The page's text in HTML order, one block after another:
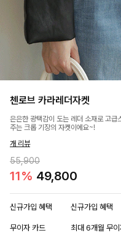
첸로브 카라레더자켓
은은한 광택감이 도는 레더 소재로 고
주는 크롭 기장의 자켓이에요~!
개 리뷰
55,900
11% 49,800
신규가입 혜택 신규가입 혜택
무이자 카드 최대 6개월 무